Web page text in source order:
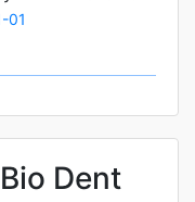
01
Dent